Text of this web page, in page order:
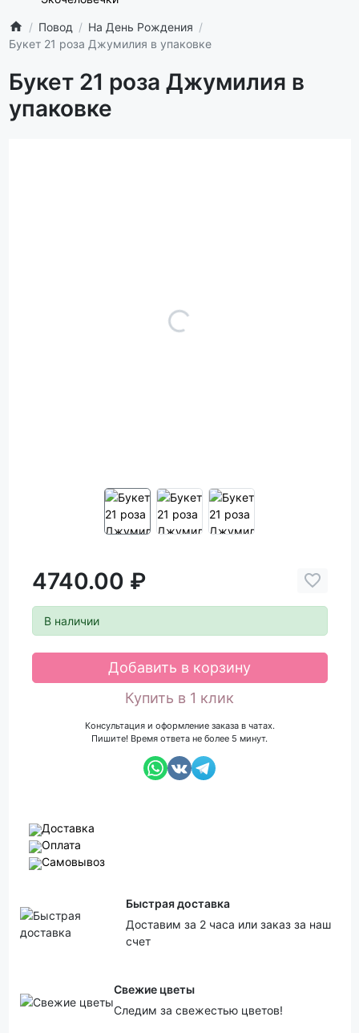
Повод
На День Рождения
Букет 21 роза Джумилия в упаковке
Букет 21 роза Джумилия в
упаковке
4740.00 ₽
В наличии
Добавить в корзину
Купить в 1 клик
Консультация и оформление заказа в чатах.
Пишите! Время ответа не более 5 минут.
Доставка
Оплата
Самовывоз
Быстрая доставка
Доставим за 2 часа или заказ за наш
счет
Свежие цветы
Следим за свежестью цветов!